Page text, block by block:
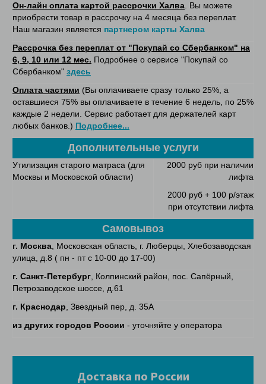
Он-лайн оплата картой рассрочки Халва . Вы можете
приобрести товар в рассрочку на 4 месяца без переплат.
Наш магазин является партнером карты Халва
Рассрочка без переплат от "Покупай со Сбербанком" на
6, 9, 10 или 12 мес. Подробнее о сервисе "Покупай со
Сбербанком" здесь
Оплата частями (Вы оплачиваете сразу только 25%, а
оставшиеся 75% вы оплачиваете в течение 6 недель, по 25%
каждые 2 недели. Сервис работает для держателей карт
любых банков.) Подробнее...
Дополнительные услуги
Утилизация старого матраса (для
Москвы и Московской области)
2000 руб при наличии
лифта
2000 руб + 100 р/этаж
при отсутствии лифта
Самовывоз
г. Москва , Московская область, г. Люберцы, Хлебозаводская
улица, д.8 ( пн - пт с 10-00 до 17-00)
г. Санкт-Петербург , Колпинский район, пос. Сапёрный,
Петрозаводское шоссе, д.61
г. Краснодар , Звездный пер, д. 35А
из других городов России - уточняйте у оператора
Доставка по России